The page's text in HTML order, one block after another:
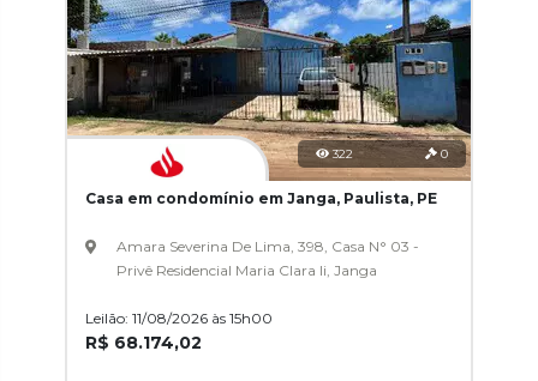
322 0
Casa em condomínio em Janga, Paulista, PE
Amara Severina De Lima, 398, Casa N° 03 -
Privê Residencial Maria Clara Ii, Janga
Leilão: 11/08/2026 às 15h00
R$ 68.174,02